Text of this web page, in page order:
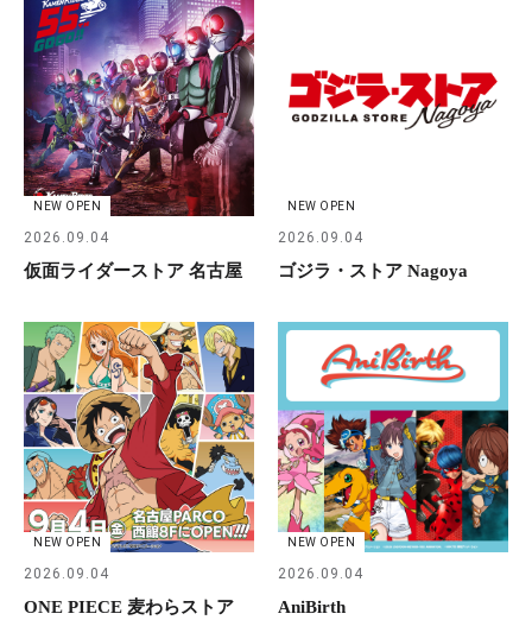
NEW OPEN
2026.09.04
仮面ライダーストア 名古屋
NEW OPEN
2026.09.04
ゴジラ・ストア Nagoya
NEW OPEN
2026.09.04
ONE PIECE 麦わらストア
NEW OPEN
2026.09.04
AniBirth